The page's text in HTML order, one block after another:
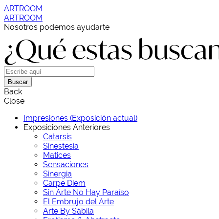
ARTROOM
ARTROOM
Nosotros podemos ayudarte
¿Qué estas
Buscar
Back
Close
Impresiones (Exposición actual)
Exposiciones Anteriores
Catarsis
Sinestesia
Matices
Sensaciones
Sinergia
Carpe Diem
Sin Arte No Hay Paraíso
El Embrujo del Arte
Arte By Sábila